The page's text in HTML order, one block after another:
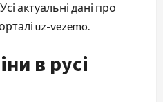
актуальні дані про
uz-vezemo.
в русі